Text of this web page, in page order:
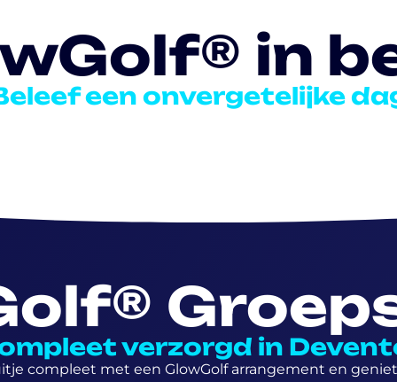
in
een onvergetelijke
verzorgd in
compleet met een GlowGolf arrangement en